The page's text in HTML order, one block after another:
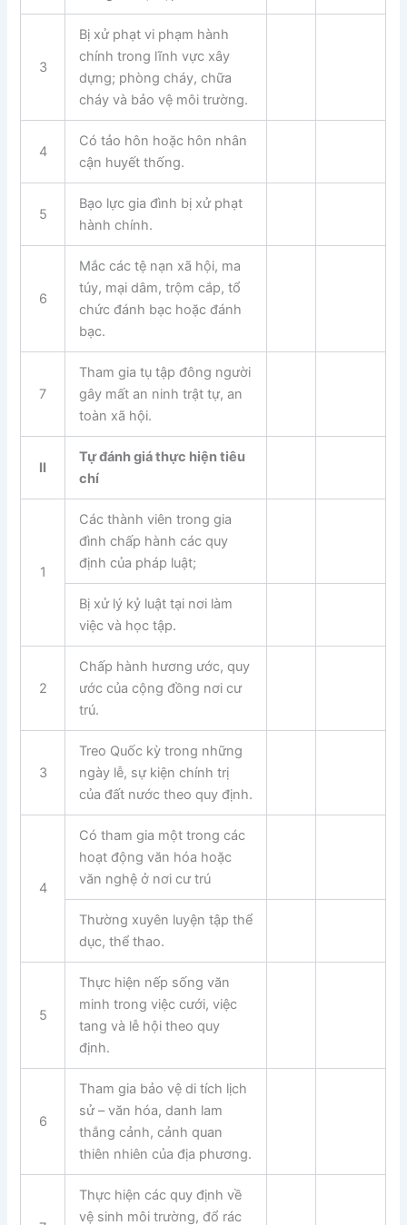
3
Bị xử phạt vi phạm hành
chính trong lĩnh vực xây
dựng; phòng cháy, chữa
cháy và bảo vệ môi trường.
4
Có tảo hôn hoặc hôn nhân
cận huyết thống.
5
Bạo lực gia đình bị xử phạt
hành chính.
6
Mắc các tệ nạn xã hội, ma
túy, mại dâm, trộm cắp, tổ
chức đánh bạc hoặc đánh
bạc.
7
Tham gia tụ tập đông người
gây mất an ninh trật tự, an
toàn xã hội.
II
Tự đánh giá thực hiện tiêu
chí
1
Các thành viên trong gia
đình chấp hành các quy
định của pháp luật;
Bị xử lý kỷ luật tại nơi làm
việc và học tập.
2
Chấp hành hương ước, quy
ước của cộng đồng nơi cư
trú.
3
Treo Quốc kỳ trong những
ngày lễ, sự kiện chính trị
của đất nước theo quy định.
4
Có tham gia một trong các
hoạt động văn hóa hoặc
văn nghệ ở nơi cư trú
Thường xuyên luyện tập thể
dục, thể thao.
5
Thực hiện nếp sống văn
minh trong việc cưới, việc
tang và lễ hội theo quy
định.
6
Tham gia bảo vệ di tích lịch
sử – văn hóa, danh lam
thắng cảnh, cảnh quan
thiên nhiên của địa phương.
Thực hiện các quy định về
vệ sinh môi trường, đổ rác